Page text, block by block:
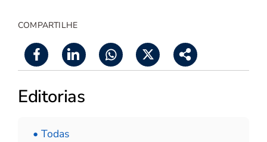
COMPARTILHE
Editorias
• Todas